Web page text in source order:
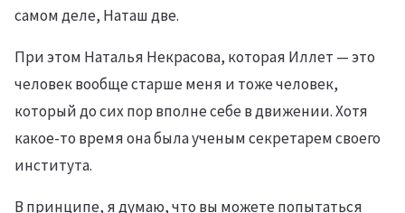
самом деле, Наташ две.
При этом Наталья Некрасова, которая Иллет — это
человек вообще старше меня и тоже человек,
который до сих пор вполне себе в движении. Хотя
какое-то время она была ученым секретарем своего
института.
В принципе, я думаю, что вы можете попытаться